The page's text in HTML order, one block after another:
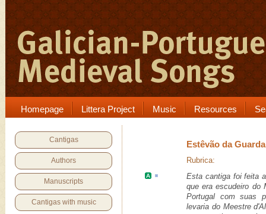
Homepage Littera Project Music Resources
Cantigas
Authors
Manuscripts
Cantigas with music
Estêvão da Guarda
Rubrica:
Esta cantiga foi feita
que era escudeiro do
Portugal com suas
levaria do Meestre